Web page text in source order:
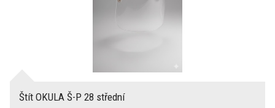
Štít OKULA Š-P 28 střední